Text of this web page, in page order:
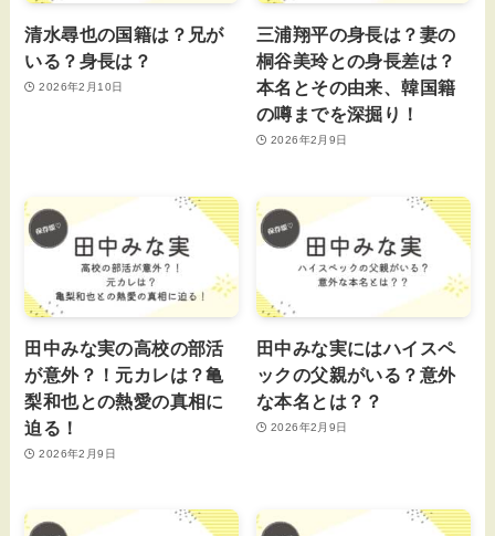
清水尋也の国籍は？兄が
いる？身長は？
2026年2月10日
三浦翔平の身長は？妻の
桐谷美玲との身長差は？
本名とその由来、韓国籍
の噂までを深掘り！
2026年2月9日
田中みな実の高校の部活
が意外？！元カレは？亀
梨和也との熱愛の真相に
迫る！
2026年2月9日
田中みな実にはハイスペ
ックの父親がいる？意外
な本名とは？？
2026年2月9日